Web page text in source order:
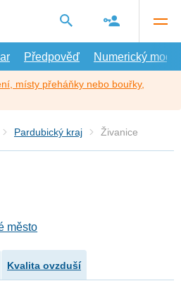
Předpověď Numerický model
místy přeháňky nebo bouřky,
Pardubický kraj Živanice
město
Kvalita ovzduší